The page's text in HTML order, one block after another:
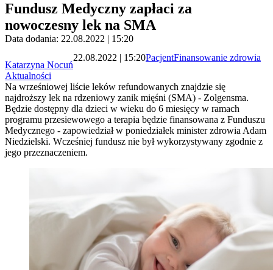
Fundusz Medyczny zapłaci za
nowoczesny lek na SMA
Data dodania: 22.08.2022 | 15:20
Katarzyna Nocuń
22.08.2022 | 15:20PacjentFinansowanie zdrowia
Aktualności
Na wrześniowej liście leków refundowanych znajdzie się
najdroższy lek na rdzeniowy zanik mięśni (SMA) - Zolgensma.
Będzie dostępny dla dzieci w wieku do 6 miesięcy w ramach
programu przesiewowego a terapia będzie finansowana z Funduszu
Medycznego - zapowiedział w poniedziałek minister zdrowia Adam
Niedzielski. Wcześniej fundusz nie był wykorzystywany zgodnie z
jego przeznaczeniem.